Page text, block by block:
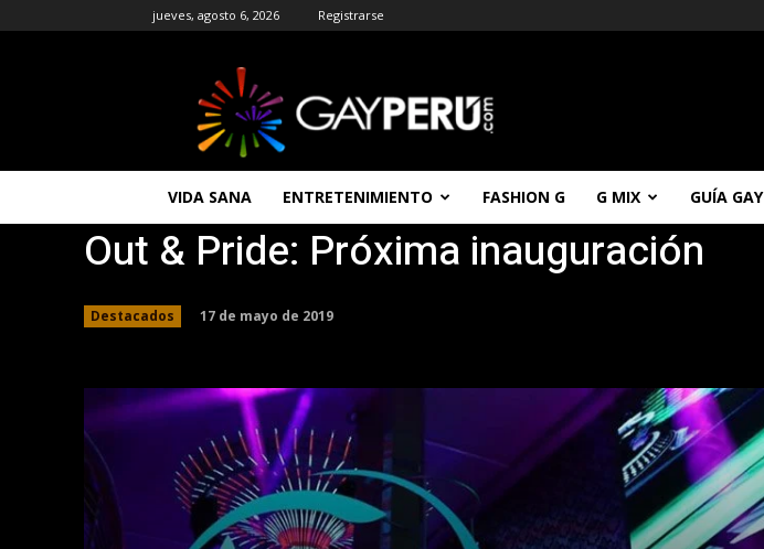
jueves, agosto 6, 2026 Registrarse
|
Entretenimiento
Noticias
Chat
VIDA SANA ENTRETENIMIENTO FASHION G G MIX GUÍA GAY
Out & Pride: Próxima inauguración
Destacados 17 de mayo de 2019